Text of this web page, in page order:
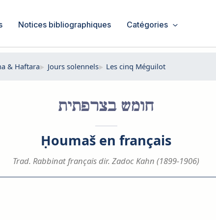
Notices bibliographiques Catégories
& Haftara Jours solennels Les cinq Méguilot
חומש בצרפתית
Ḥoumaš en français
Trad. Rabbinat français dir. Zadoc Kahn (1899-1906)